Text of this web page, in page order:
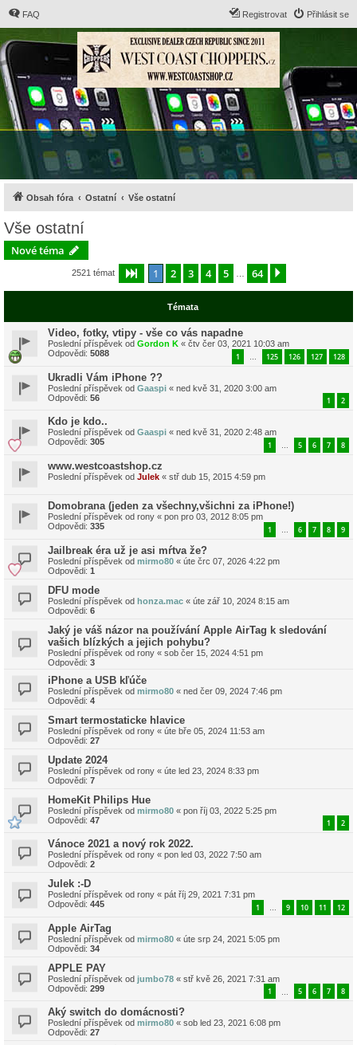
FAQ Přihlásit se
Registrovat
Obsah fóra Ostatní Vše ostatní
Vše ostatní
Nové téma
2521 témat Stránka z 64
1 2 3 4 5 64
Témata
Video, fotky, vtipy - vše co vás napadne
Poslední příspěvek od Gordon K « čtv čer 03, 2021 10:03 am
Odpovědi: 5088 1 … 125 126 127 128
Ukradli Vám iPhone ??
Poslední příspěvek od Gaaspi « ned kvě 31, 2020 3:00 am
Odpovědi: 56 1 2
Kdo je kdo..
Poslední příspěvek od Gaaspi « ned kvě 31, 2020 2:48 am
Odpovědi: 305 1 … 5 6 7 8
www.westcoastshop.cz
Poslední příspěvek od Julek « stř dub 15, 2015 4:59 pm
Domobrana (jeden za všechny,všichni za iPhone!)
Poslední příspěvek od rony « pon pro 03, 2012 8:05 pm
Odpovědi: 335 1 … 6 7 8 9
Jailbreak éra už je asi mŕtva že?
Poslední příspěvek od mirmo80 « úte črc 07, 2026 4:22 pm
Odpovědi: 1
DFU mode
Poslední příspěvek od honza.mac « úte zář 10, 2024 8:15 am
Odpovědi: 6
Jaký je váš názor na používání Apple AirTag k sledování
vašich blízkých a jejich pohybu?
Poslední příspěvek od rony « sob čer 15, 2024 4:51 pm
Odpovědi: 3
iPhone a USB kľúče
Poslední příspěvek od mirmo80 « ned čer 09, 2024 7:46 pm
Odpovědi: 4
Smart termostaticke hlavice
Poslední příspěvek od rony « úte bře 05, 2024 11:53 am
Odpovědi: 27
Update 2024
Poslední příspěvek od rony « úte led 23, 2024 8:33 pm
Odpovědi: 7
HomeKit Philips Hue
Poslední příspěvek od mirmo80 « pon říj 03, 2022 5:25 pm
Odpovědi: 47 1 2
Vánoce 2021 a nový rok 2022.
Poslední příspěvek od rony « pon led 03, 2022 7:50 am
Odpovědi: 2
Julek :-D
Poslední příspěvek od rony « pát říj 29, 2021 7:31 pm
Odpovědi: 445 1 … 9 10 11 12
Apple AirTag
Poslední příspěvek od mirmo80 « úte srp 24, 2021 5:05 pm
Odpovědi: 34
APPLE PAY
Poslední příspěvek od jumbo78 « stř kvě 26, 2021 7:31 am
Odpovědi: 299 1 5 6 7 8
Aký switch do domácnosti?
Poslední příspěvek od mirmo80 « sob led 23, 2021 6:08 pm
Odpovědi: 27